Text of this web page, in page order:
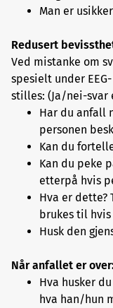
Man er
Redusert
Ved mistanke om
spesielt under
stilles: (Ja/nei-svar
Har du anfall
personen
Kan du
Kan du peke
etterpå hvis
Hva er dette?
brukes til
Husk den
Når anfallet er
Hva husker
hva han/hun